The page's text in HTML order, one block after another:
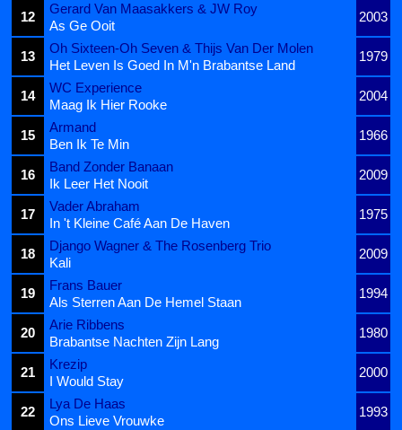
12
Gerard Van Maasakkers & JW Roy
2003
As Ge Ooit
13
Oh Sixteen-Oh Seven & Thijs Van Der Molen
1979
Het Leven Is Goed In M'n Brabantse Land
14
WC Experience
2004
Maag Ik Hier Rooke
15
Armand
1966
Ben Ik Te Min
16
Band Zonder Banaan
2009
Ik Leer Het Nooit
17
Vader Abraham
1975
In 't Kleine Café Aan De Haven
18
Django Wagner & The Rosenberg Trio
2009
Kali
19
Frans Bauer
1994
Als Sterren Aan De Hemel Staan
20
Arie Ribbens
1980
Brabantse Nachten Zijn Lang
21
Krezip
2000
I Would Stay
22
Lya De Haas
1993
Ons Lieve Vrouwke